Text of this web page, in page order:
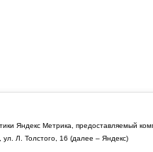
Яндекс Метрика, предоставляемый
Л. Толстого, 16 (далее – Яндекс)